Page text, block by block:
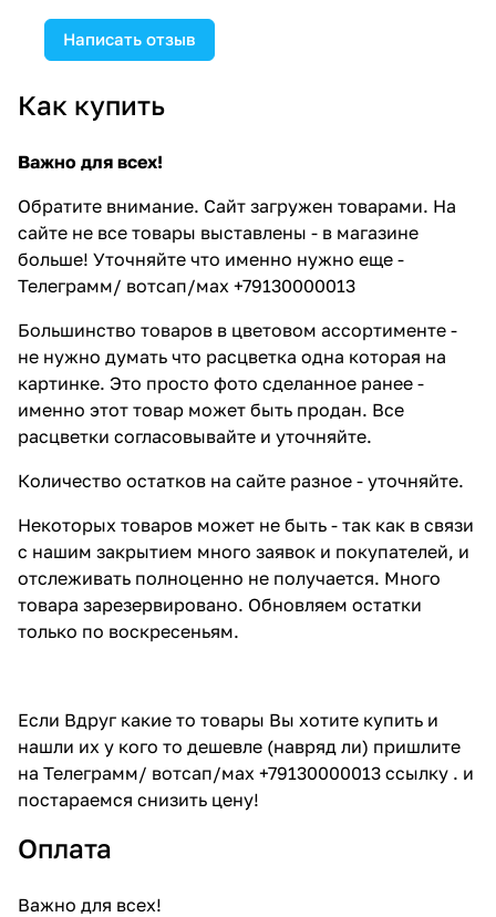
Написать отзыв
Как купить
Важно для всех!
Обратите внимание. Сайт загружен товарами. На
сайте не все товары выставлены - в магазине
больше! Уточняйте что именно нужно еще -
Телеграмм/ вотсап/мах +79130000013
Большинство товаров в цветовом ассортименте -
не нужно думать что расцветка одна которая на
картинке. Это просто фото сделанное ранее -
именно этот товар может быть продан. Все
расцветки согласовывайте и уточняйте.
Количество остатков на сайте разное - уточняйте.
Некоторых товаров может не быть - так как в связи
с нашим закрытием много заявок и покупателей, и
отслеживать полноценно не получается. Много
товара зарезервировано. Обновляем остатки
только по воскресеньям.
Если Вдруг какие то товары Вы хотите купить и
нашли их у кого то дешевле (навряд ли) пришлите
на Телеграмм/ вотсап/мах +79130000013 ссылку . и
постараемся снизить цену!
Оплата
Важно для всех!